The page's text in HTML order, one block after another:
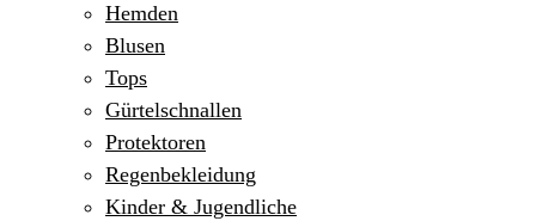
Hemden
Blusen
Tops
Gürtelschnallen
Protektoren
Regenbekleidung
Kinder & Jugendliche